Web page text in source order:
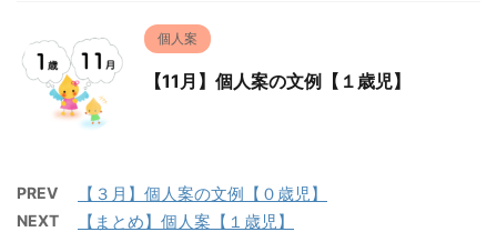
個人案
【11月】個人案の文例【１歳児】
PREV 【３月】個人案の文例【０歳児】
NEXT 【まとめ】個人案【１歳児】